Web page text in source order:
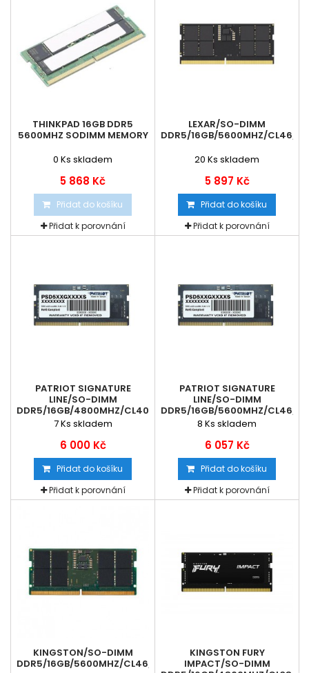
THINKPAD 16GB DDR5
5600MHZ SODIMM MEMORY
0 Ks skladem
5 868 Kč
Přidat do košíku
Přidat k porovnání
LEXAR/SO-DIMM
DDR5/16GB/5600MHZ/CL46/
20 Ks skladem
5 897 Kč
Přidat do košíku
Přidat k porovnání
PATRIOT SIGNATURE
LINE/SO-DIMM
DDR5/16GB/4800MHZ/CL40/1X16GB
7Ks skladem
6 000 Kč
Přidat do košíku
Přidat k porovnání
PATRIOT SIGNATURE
LINE/SO-DIMM
DDR5/16GB/5600MHZ/CL46/
8 Ks skladem
6 057 Kč
Přidat do košíku
Přidat k porovnání
KINGSTON/SO-DIMM
DDR5/16GB/5600MHZ/CL46/1X16GB
KINGSTON FURY
IMPACT/SO-DIMM